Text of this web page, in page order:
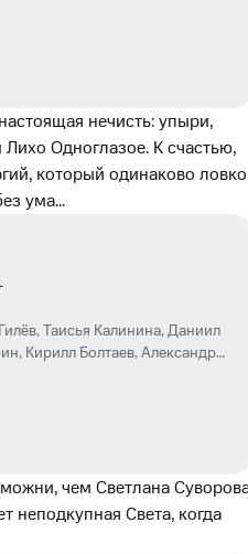
нечисть: упыри,
Одноглазое. К счастью,
который одинаково ловко
ума…
,Таисья Калинина,Даниил
, Кирилл Болтаев,Александр
чем Светлана
неподкупная Света, когда